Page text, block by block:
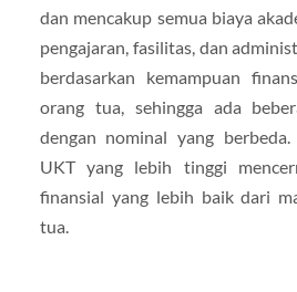
dan mencakup semua biaya
pengajaran, fasilitas, dan
berdasarkan kemampuan
orang tua, sehingga ada
dengan nominal yang berbeda.
UKT yang lebih tinggi
finansial yang lebih baik dari
tua.